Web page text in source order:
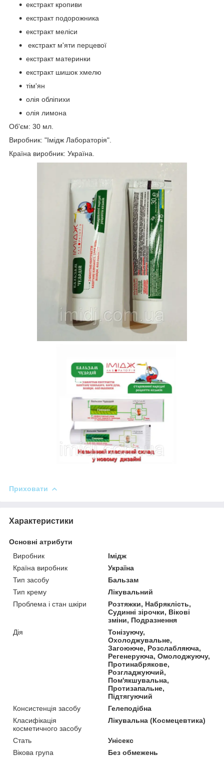
екстракт кропиви
екстракт подорожника
екстракт меліси
екстракт м'яти перцевої
екстракт материнки
екстракт шишок хмелю
тім'ян
олія обліпихи
олія лимона
Об'єм: 30 мл.
Виробник: "Імідж Лабораторія".
Країна виробник: Україна.
Приховати
Характеристики
Основні атрибути
Виробник
Імідж
Країна виробник
Україна
Тип засобу
Бальзам
Тип крему
Лікувальний
Проблема і стан шкіри
Розтяжки, Набряклість,
Судинні зірочки, Вікові
зміни, Подразнення
Дія
Тонізуючу,
Охолоджувальне,
Загоююче, Розслабляюча,
Регенеруюча, Омолоджуючу,
Протинабрякове,
Розгладжуючий,
Пом'якшувальна,
Протизапальне,
Підтягуючий
Консистенція засобу
Гелеподібна
Класифікація
косметичного засобу
Лікувальна (Космецевтика)
Стать
Унісекс
Вікова група
Без обмежень